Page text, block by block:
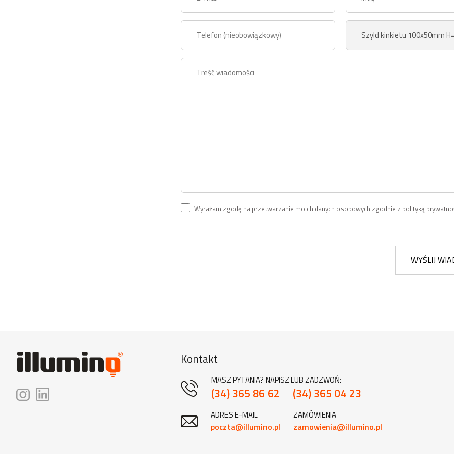
Wyrażam zgodę na przetwarzanie moich danych osobowych zgodnie z polityką
WYŚLIJ
Kontakt
MASZ PYTANIA? NAPISZ LUB ZADZWOŃ:
(34) 365 86 62 (34) 365 04 23
ADRES E-MAIL
poczta@illumino.pl
ZAMÓWIENIA
zamowienia@illumino.pl